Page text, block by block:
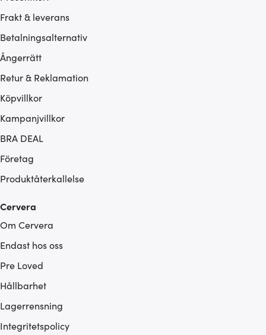
Frakt & leverans
Betalningsalternativ
Ångerrätt
Retur & Reklamation
Köpvillkor
Kampanjvillkor
BRA DEAL
Företag
Produktåterkallelse
Cervera
Om Cervera
Endast hos oss
Pre Loved
Hållbarhet
Lagerrensning
Integritetspolicy